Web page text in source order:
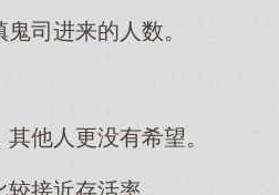
司进来的人数。
他人更没有希望。